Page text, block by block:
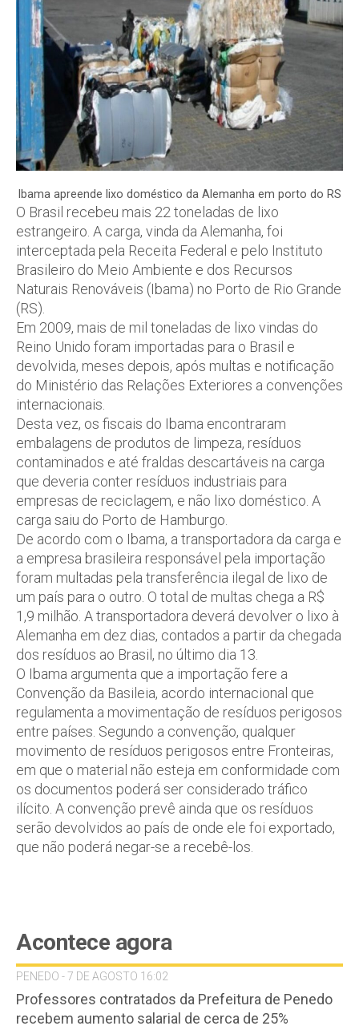
Ibama apreende lixo doméstico da Alemanha em porto do RS
O Brasil recebeu mais 22 toneladas de lixo
estrangeiro. A carga, vinda da Alemanha, foi
interceptada pela Receita Federal e pelo Instituto
Brasileiro do Meio Ambiente e dos Recursos
Naturais Renováveis (Ibama) no Porto de Rio Grande
(RS).
Em 2009, mais de mil toneladas de lixo vindas do
Reino Unido foram importadas para o Brasil e
devolvida, meses depois, após multas e notificação
do Ministério das Relações Exteriores a convenções
internacionais.
Desta vez, os fiscais do Ibama encontraram
embalagens de produtos de limpeza, resíduos
contaminados e até fraldas descartáveis na carga
que deveria conter resíduos industriais para
empresas de reciclagem, e não lixo doméstico. A
carga saiu do Porto de Hamburgo.
De acordo com o Ibama, a transportadora da carga e
a empresa brasileira responsável pela importação
foram multadas pela transferência ilegal de lixo de
um país para o outro. O total de multas chega a R$
1,9 milhão. A transportadora deverá devolver o lixo à
Alemanha em dez dias, contados a partir da chegada
dos resíduos ao Brasil, no último dia 13.
O Ibama argumenta que a importação fere a
Convenção da Basileia, acordo internacional que
regulamenta a movimentação de resíduos perigosos
entre países. Segundo a convenção, qualquer
movimento de resíduos perigosos entre Fronteiras,
em que o material não esteja em conformidade com
os documentos poderá ser considerado tráfico
ilícito. A convenção prevê ainda que os resíduos
serão devolvidos ao país de onde ele foi exportado,
que não poderá negar-se a recebê-los.
Acontece agora
PENEDO - 7 DE AGOSTO 16:02
Professores contratados da Prefeitura de Penedo
recebem aumento salarial de cerca de 25%